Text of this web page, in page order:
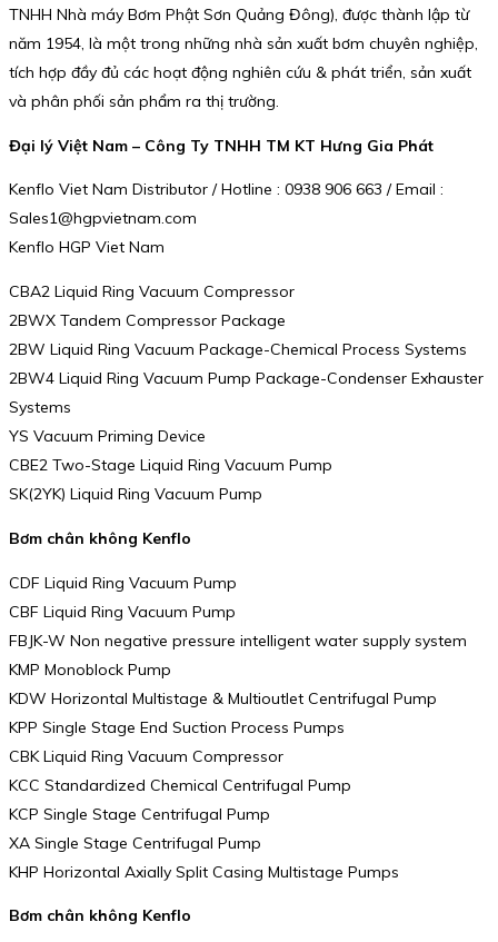
TNHH Nhà máy Bơm Phật Sơn Quảng Đông), được thành lập từ
năm 1954, là một trong những nhà sản xuất bơm chuyên nghiệp,
tích hợp đầy đủ các hoạt động nghiên cứu & phát triển, sản xuất
và phân phối sản phẩm ra thị trường.
Đại lý Việt Nam – Công Ty TNHH TM KT Hưng Gia Phát
Kenflo Viet Nam Distributor / Hotline : 0938 906 663 / Email :
Sales1@hgpvietnam.com
Kenflo HGP Viet Nam
CBA2 Liquid Ring Vacuum Compressor
2BWX Tandem Compressor Package
2BW Liquid Ring Vacuum Package-Chemical Process Systems
2BW4 Liquid Ring Vacuum Pump Package-Condenser Exhauster
Systems
YS Vacuum Priming Device
CBE2 Two-Stage Liquid Ring Vacuum Pump
SK(2YK) Liquid Ring Vacuum Pump
Bơm chân không Kenflo
CDF Liquid Ring Vacuum Pump
CBF Liquid Ring Vacuum Pump
FBJK-W Non negative pressure intelligent water supply system
KMP Monoblock Pump
KDW Horizontal Multistage & Multioutlet Centrifugal Pump
KPP Single Stage End Suction Process Pumps
CBK Liquid Ring Vacuum Compressor
KCC Standardized Chemical Centrifugal Pump
KCP Single Stage Centrifugal Pump
XA Single Stage Centrifugal Pump
KHP Horizontal Axially Split Casing Multistage Pumps
Bơm chân không Kenflo